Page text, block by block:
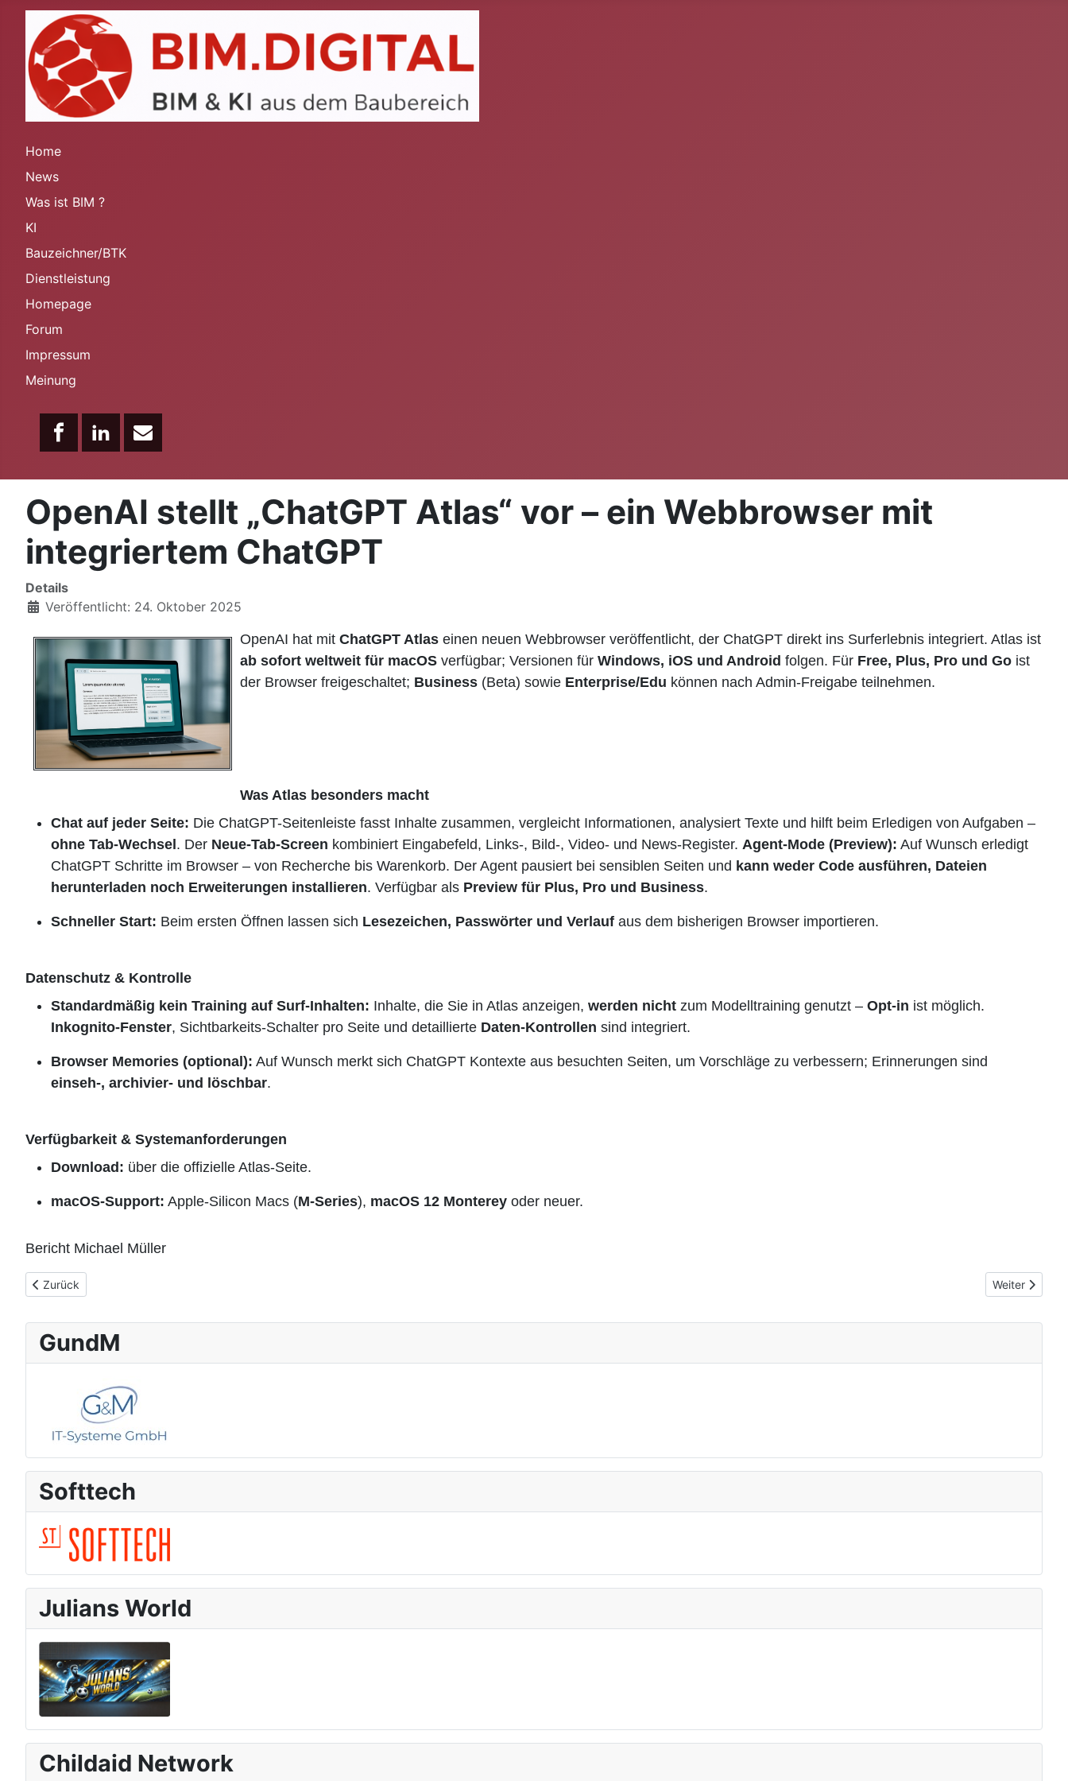
Home
News
Was ist BIM ?
KI
Bauzeichner/BTK
Dienstleistung
Homepage
Forum
Impressum
Meinung
OpenAI stellt „ChatGPT Atlas“ vor – ein Webbrowser mit
integriertem ChatGPT
Details
Veröffentlicht: 24. Oktober 2025
OpenAI hat mit ChatGPT Atlas einen neuen Webbrowser veröffentlicht, der ChatGPT direkt ins Surferlebnis integriert. Atlas ist
ab sofort weltweit für macOS verfügbar; Versionen für Windows, iOS und Android folgen. Für Free, Plus, Pro und Go ist
der Browser freigeschaltet; Business (Beta) sowie Enterprise/Edu können nach Admin-Freigabe teilnehmen.
Was Atlas besonders macht
Chat auf jeder Seite: Die ChatGPT-Seitenleiste fasst Inhalte zusammen, vergleicht Informationen, analysiert Texte und hilft beim Erledigen von Aufgaben –
ohne Tab-Wechsel. Der Neue-Tab-Screen kombiniert Eingabefeld, Links-, Bild-, Video- und News-Register. Agent-Mode (Preview): Auf Wunsch erledigt
ChatGPT Schritte im Browser – von Recherche bis Warenkorb. Der Agent pausiert bei sensiblen Seiten und kann weder Code ausführen, Dateien
herunterladen noch Erweiterungen installieren. Verfügbar als Preview für Plus, Pro und Business.
Schneller Start: Beim ersten Öffnen lassen sich Lesezeichen, Passwörter und Verlauf aus dem bisherigen Browser importieren.
Datenschutz & Kontrolle
Standardmäßig kein Training auf Surf-Inhalten: Inhalte, die Sie in Atlas anzeigen, werden nicht zum Modelltraining genutzt – Opt-in ist möglich.
Inkognito-Fenster, Sichtbarkeits-Schalter pro Seite und detaillierte Daten-Kontrollen sind integriert.
Browser Memories (optional): Auf Wunsch merkt sich ChatGPT Kontexte aus besuchten Seiten, um Vorschläge zu verbessern; Erinnerungen sind
einseh-, archivier- und löschbar.
Verfügbarkeit & Systemanforderungen
Download: über die offizielle Atlas-Seite.
macOS-Support: Apple-Silicon Macs (M-Series), macOS 12 Monterey oder neuer.
Bericht Michael Müller
Vorheriger Beitrag: BauGPT bündelt 300+ Bau-Workflows – Crafthunt treibt Bau-KI aus München in die Fläche
Zurück Nächster
Weiter
GundM
Softtech
Julians World
Childaid Network